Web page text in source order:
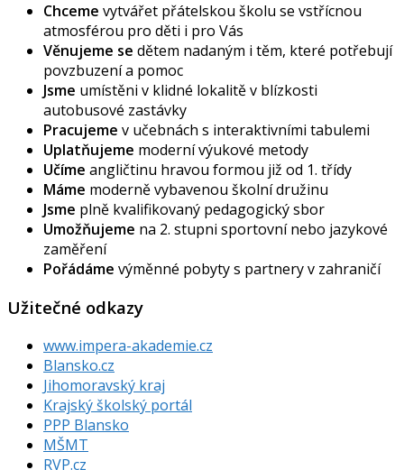
Chceme vytvářet přátelskou školu se vstřícnou
atmosférou pro děti i pro Vás
Věnujeme se dětem nadaným i těm, které potřebují
povzbuzení a pomoc
Jsme umístěni v klidné lokalitě v blízkosti
autobusové zastávky
Pracujeme v učebnách s interaktivními tabulemi
Uplatňujeme moderní výukové metody
Učíme angličtinu hravou formou již od 1. třídy
Máme moderně vybavenou školní družinu
Jsme plně kvalifikovaný pedagogický sbor
Umožňujeme na 2. stupni sportovní nebo jazykové
zaměření
Pořádáme výměnné pobyty s partnery v zahraničí
Užitečné odkazy
www.impera-akademie.cz
Blansko.cz
Jihomoravský kraj
Krajský školský portál
PPP Blansko
MŠMT
RVP.cz